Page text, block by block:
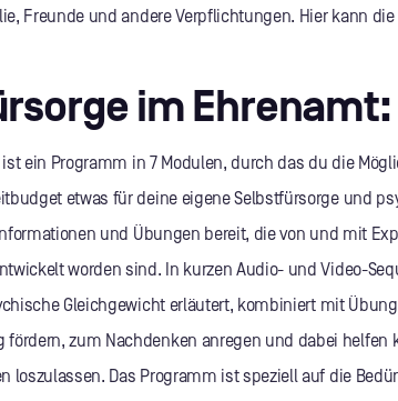
Freunde und andere Verpflichtungen. Hier kann
im Ehrenamt:
ist ein Programm in 7 Modulen, durch das du die
etwas für deine eigene Selbstfürsorge und
und Übungen bereit, die von und mit
worden sind. In kurzen Audio- und Video-
Gleichgewicht erläutert, kombiniert mit
fördern, zum Nachdenken anregen und dabei helfen
loszulassen. Das Programm ist speziell auf die